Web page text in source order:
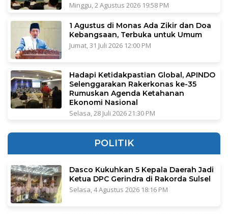
Minggu, 2 Agustus 2026 19:58 PM
1 Agustus di Monas Ada Zikir dan Doa
Kebangsaan, Terbuka untuk Umum
Jumat, 31 Juli 2026 12:00 PM
Hadapi Ketidakpastian Global, APINDO
Selenggarakan Rakerkonas ke-35
Rumuskan Agenda Ketahanan
Ekonomi Nasional
Selasa, 28 Juli 2026 21:30 PM
POLITIK
Dasco Kukuhkan 5 Kepala Daerah Jadi
Ketua DPC Gerindra di Rakorda Sulsel
Selasa, 4 Agustus 2026 18:16 PM